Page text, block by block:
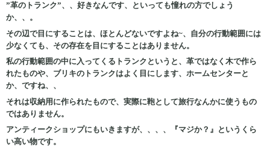
”革のトランク”、、好きなんです、といっても憧れの方でしょう
か、、。
その辺で目にすることは、ほとんどないですよね~、自分の行動範囲には
少なくても、その存在を目にすることはありません。
私の行動範囲の中に入ってくるトランクというと、革ではなく木で作ら
れたものや、ブリキのトランクはよく目にします、ホームセンターと
か、ですね、、
それは収納用に作られたもので、実際に鞄として旅行なんかに使うもの
ではありません。
アンティークショップにもいきますが、、、、『マジか？』というくら
い高い物です。